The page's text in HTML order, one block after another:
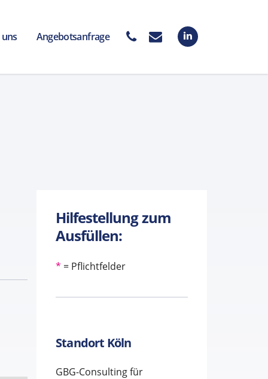
Angebotsanfrage
Hilfestellung zum
Ausfüllen:
* = Pflichtfelder
Standort Köln
GBG-Consulting für